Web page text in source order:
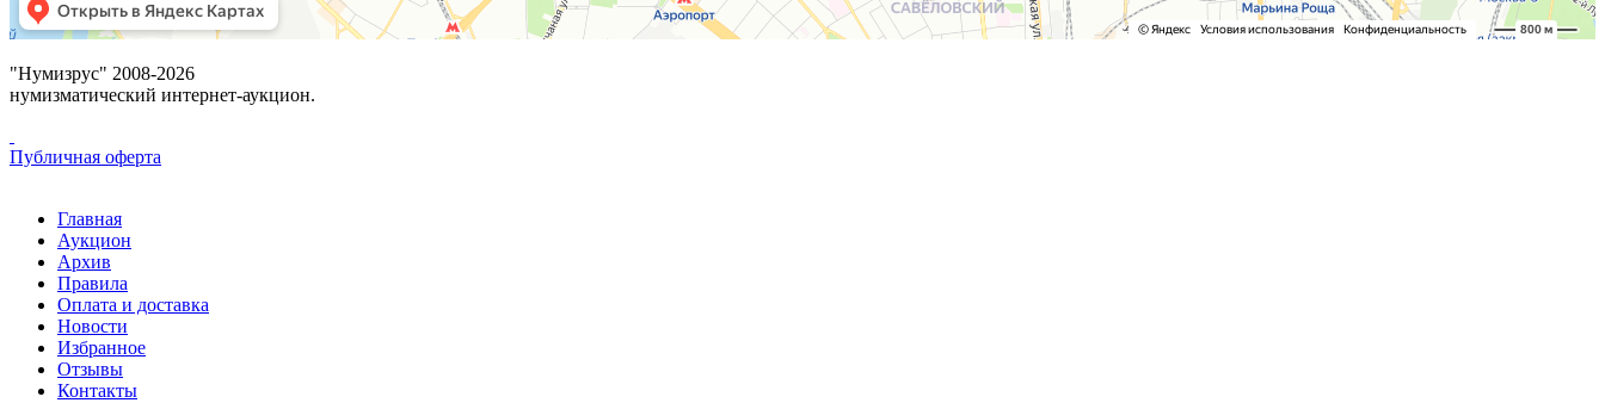
"Нумизрус" 2008-2026
нумизматический интернет-аукцион.
Публичная оферта
Главная
Аукцион
Архив
Правила
Оплата и доставка
Новости
Избранное
Отзывы
Контакты